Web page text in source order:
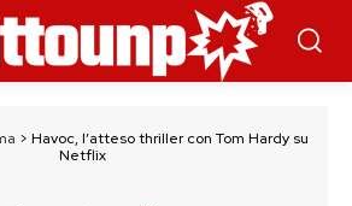
> Havoc, l’atteso thriller con Tom Hardy su
Netflix